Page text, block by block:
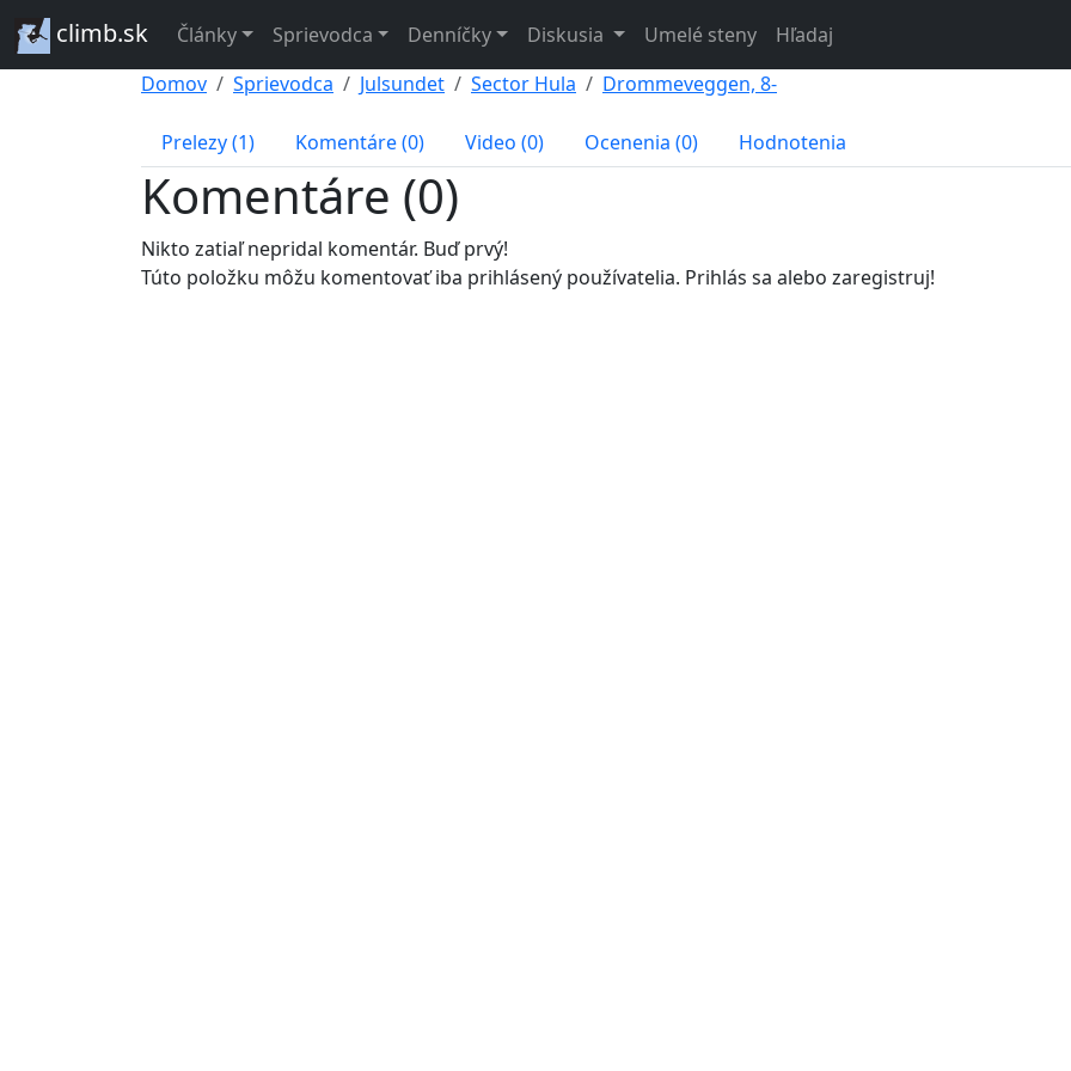
climb.sk Články Sprievodca Denníčky Diskusia Umelé steny Hľadaj
Domov
Sprievodca Julsundet Sector Hula Drommeveggen, 8-
Prelezy (1) Komentáre (0) Video (0) Ocenenia (0) Hodnotenia
Komentáre (0)
Nikto zatiaľ nepridal komentár. Buď prvý!
Túto položku môžu komentovať iba prihlásený používatelia. Prihlás sa alebo zaregistruj!